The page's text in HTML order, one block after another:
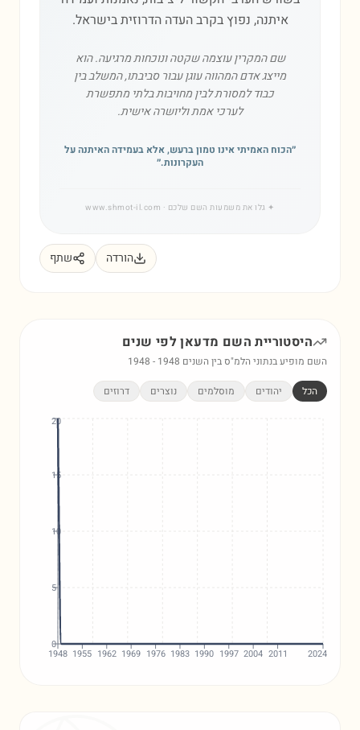
איתנה, נפוץ בקרב העדה הדרוזית בישראל.
שם המקרין עוצמה שקטה ונוכחות מרגיעה. הוא
מייצג אדם המהווה עוגן עבור סביבתו, המשלב בין
כבוד למסורת לבין מחויבות בלתי מתפשרת
לערכי אמת וליושרה אישית.
״הכוח האמיתי אינו טמון ברעש, אלא בעמידה האיתנה על
העקרונות.״
✦ גלו את משמעות השם שלכם · www.shmot-il.com
הורדה שתף
היסטוריית השם מדעאןלפי שנים
השם מופיע בנתוני הלמ"ס בין השנים 1948 - 1948
הכל יהודים מוסלמים נוצרים דרוזים
1948 1955 1962 1969 1976 1983 1990 1997 2004 2011 2024
0
5
10
15
20